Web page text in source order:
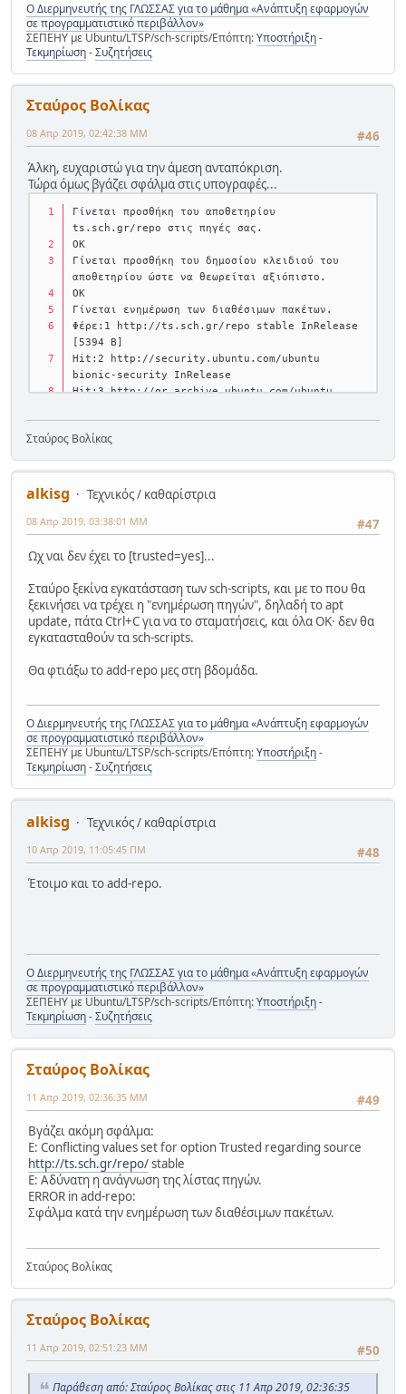
Ο Διερμηνευτής της ΓΛΩΣΣΑΣ για το μάθημα «Ανάπτυξη εφαρμογών
σε προγραμματιστικό περιβάλλον»
ΣΕΠΕΗΥ με Ubuntu/LTSP/sch-scripts/Επόπτη:Υποστήριξη-
Τεκμηρίωση-Συζητήσεις
Σταύρος Βολίκας
#46
08 Απρ 2019, 02:42:38 ΜΜ
Άλκη, ευχαριστώ για την άμεση ανταπόκριση.
Τώρα όμως βγάζει σφάλμα στις υπογραφές...
Γίνεται προσθήκη του αποθετηρίου
ts.sch.gr/repo στις πηγές σας.
OK
Γίνεται προσθήκη του δημοσίου κλειδιού του
αποθετηρίου ώστε να θεωρείται αξιόπιστο.
OK
Γίνεται ενημέρωση των διαθέσιμων πακέτων.
Φέρε:1 http://ts.sch.gr/repo stable InRelease
[5394 B]
Hit:2 http://security.ubuntu.com/ubuntu
bionic-security InRelease
Hit:3 http://gr.archive.ubuntu.com/ubuntu
Hit:4
http://ppa.launchpad.net/ts.sch.gr/ppa/ubuntu
Σφάλμα:1 http://ts.sch.gr/repo stable
InRelease
Οι παρακάτω υπογραφές ήταν μη έγκυρες:
B2****20
Hit:5 http://gr.archive.ubuntu.com/ubuntu
bionic-updates InRelease
bionic-backports InRelease
Ανάγνωση Λιστών Πακέτων...
W: GPG error: http://ts.sch.gr/repo stable
InRelease: Οι παρακάτω υπογραφές ήταν μη
E: The repository 'http://ts.sch.gr/repo
πακέτων.
Σταύρος Βολίκας
alkisg
Τεχνικός / καθαρίστρια
#47
08 Απρ 2019, 03:38:01 ΜΜ
Ωχ ναι δεν έχει το [trusted=yes]...
Σταύρο ξεκίνα εγκατάσταση των sch-scripts, και με το που θα
ξεκινήσει να τρέχει η "ενημέρωση πηγών", δηλαδή το apt
update, πάτα Ctrl+C για να το σταματήσεις, και όλα ΟΚ· δεν θα
εγκατασταθούν τα sch-scripts.
Θα φτιάξω το add-repo μες στη βδομάδα.
Ο Διερμηνευτής της ΓΛΩΣΣΑΣ για το μάθημα «Ανάπτυξη εφαρμογών
σε προγραμματιστικό περιβάλλον»
ΣΕΠΕΗΥ με Ubuntu/LTSP/sch-scripts/Επόπτη:Υποστήριξη-
Τεκμηρίωση-Συζητήσεις
alkisg
Τεχνικός / καθαρίστρια
#48
10 Απρ 2019, 11:05:45 ΠΜ
Έτοιμο και το add-repo.
Ο Διερμηνευτής της ΓΛΩΣΣΑΣ για το μάθημα «Ανάπτυξη εφαρμογών
σε προγραμματιστικό περιβάλλον»
ΣΕΠΕΗΥ με Ubuntu/LTSP/sch-scripts/Επόπτη:Υποστήριξη-
Τεκμηρίωση-Συζητήσεις
Σταύρος Βολίκας
#49
11 Απρ 2019, 02:36:35 ΜΜ
Βγάζει ακόμη σφάλμα:
E: Conflicting values set for option Trusted regarding source
http://ts.sch.gr/repo/stable
E: Αδύνατη η ανάγνωση της λίστας πηγών.
ERROR in add-repo:
Σφάλμα κατά την ενημέρωση των διαθέσιμων πακέτων.
Σταύρος Βολίκας
Σταύρος Βολίκας
#50
11 Απρ 2019, 02:51:23 ΜΜ
Παράθεση από: Σταύρος Βολίκας στις 11 Απρ 2019, 02:36:35